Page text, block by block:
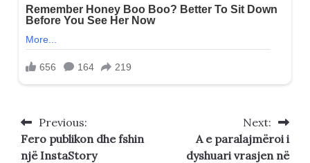
Post
navigation
Previous:
Fero publikon dhe fshin
një InstaStory
Next:
A e paralajmëroi i
dyshuari vrasjen në